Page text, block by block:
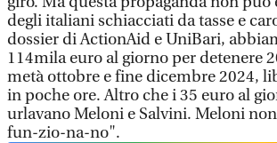
degli italiani schiacciati da tasse e
dossier di ActionAid e UniBari,
114mila euro al giorno per detenere
metà ottobre e fine dicembre 2024,
in poche ore. Altro che i 35 euro al
urlavano Meloni e Salvini. Meloni
fun-zio-na-no".